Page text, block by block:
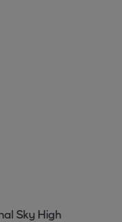
Sky High